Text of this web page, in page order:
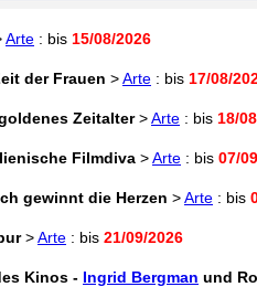
Arte : bis 15/08/2026
der Frauen >Arte : bis 17/08/
Zeitalter>Arte : bis 18/
Filmdiva >Arte : bis 07/
gewinnt die Herzen >Arte : bis
>Arte : bis 21/09/2026
Kinos - Ingrid Bergman und